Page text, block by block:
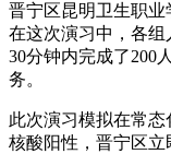
晋宁区昆明卫生职业
在这次演习中，各
30分钟内完成了200
务。
此次演习模拟在常
核酸阳性，晋宁区立